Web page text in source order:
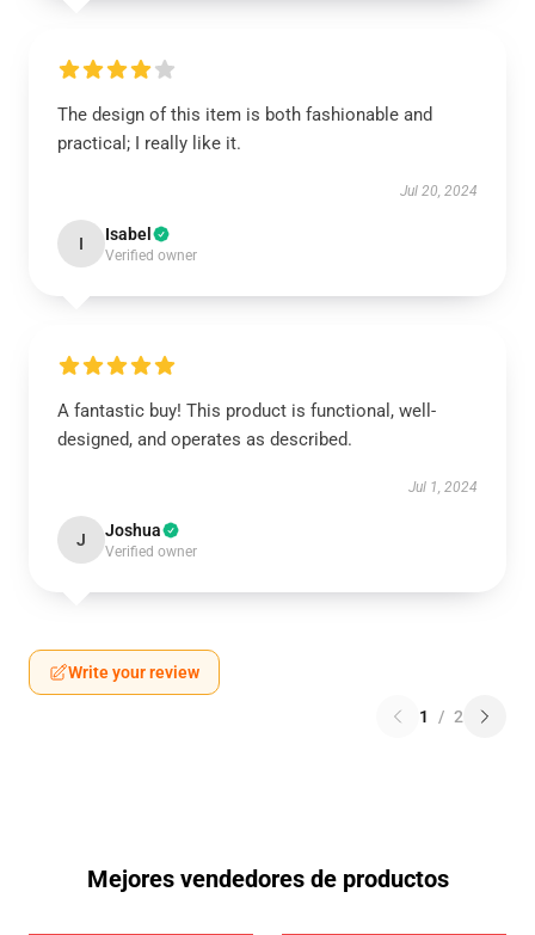
The design of this item is both fashionable and
practical; I really like it.
Jul 20, 2024
I Isabel
Verified owner
A fantastic buy! This product is functional, well-
designed, and operates as described.
Jul 1, 2024
J Joshua
Verified owner
Write your review
1 / 2
Mejores vendedores de productos